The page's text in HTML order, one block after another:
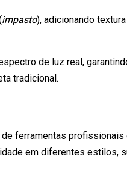
impasto), adicionando
de luz real,
tradicional.
de ferramentas profissionais
em diferentes estilos,